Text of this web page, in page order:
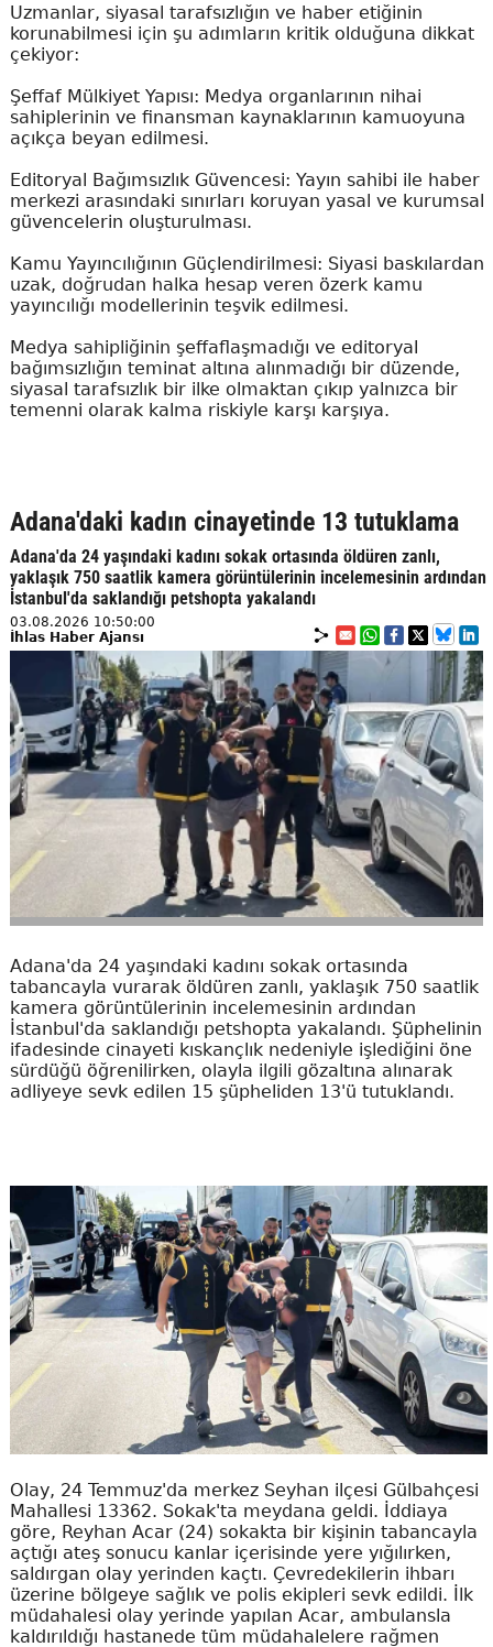
Uzmanlar, siyasal tarafsızlığın ve haber etiğinin
korunabilmesi için şu adımların kritik olduğuna dikkat
çekiyor:
Şeffaf Mülkiyet Yapısı: Medya organlarının nihai
sahiplerinin ve finansman kaynaklarının kamuoyuna
açıkça beyan edilmesi.
Editoryal Bağımsızlık Güvencesi: Yayın sahibi ile haber
merkezi arasındaki sınırları koruyan yasal ve kurumsal
güvencelerin oluşturulması.
Kamu Yayıncılığının Güçlendirilmesi: Siyasi baskılardan
uzak, doğrudan halka hesap veren özerk kamu
yayıncılığı modellerinin teşvik edilmesi.
Medya sahipliğinin şeffaflaşmadığı ve editoryal
bağımsızlığın teminat altına alınmadığı bir düzende,
siyasal tarafsızlık bir ilke olmaktan çıkıp yalnızca bir
temenni olarak kalma riskiyle karşı karşıya.
Adana'daki kadın cinayetinde 13 tutuklama
Adana'da 24 yaşındaki kadını sokak ortasında öldüren zanlı,
yaklaşık 750 saatlik kamera görüntülerinin incelemesinin ardından
İstanbul'da saklandığı petshopta yakalandı
03.08.2026 10:50:00
İhlas Haber Ajansı
Adana'da 24 yaşındaki kadını sokak ortasında
tabancayla vurarak öldüren zanlı, yaklaşık 750 saatlik
kamera görüntülerinin incelemesinin ardından
İstanbul'da saklandığı petshopta yakalandı. Şüphelinin
ifadesinde cinayeti kıskançlık nedeniyle işlediğini öne
sürdüğü öğrenilirken, olayla ilgili gözaltına alınarak
adliyeye sevk edilen 15 şüpheliden 13'ü tutuklandı.
Olay, 24 Temmuz'da merkez Seyhan ilçesi Gülbahçesi
Mahallesi 13362. Sokak'ta meydana geldi. İddiaya
göre, Reyhan Acar (24) sokakta bir kişinin tabancayla
açtığı ateş sonucu kanlar içerisinde yere yığılırken,
saldırgan olay yerinden kaçtı. Çevredekilerin ihbarı
üzerine bölgeye sağlık ve polis ekipleri sevk edildi. İlk
müdahalesi olay yerinde yapılan Acar, ambulansla
kaldırıldığı hastanede tüm müdahalelere rağmen